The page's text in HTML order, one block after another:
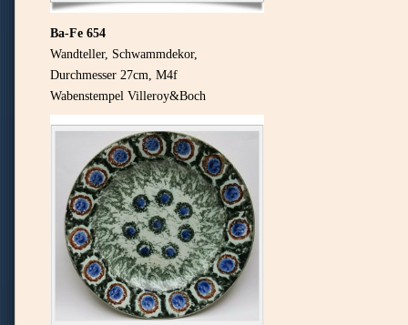
Ba-Fe 654
Wandteller, Schwammdekor,
Durchmesser 27cm, M4f
Wabenstempel Villeroy&Boch